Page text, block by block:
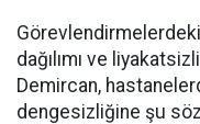
dağılımı ve
Demircan,
dengesizliğine şu